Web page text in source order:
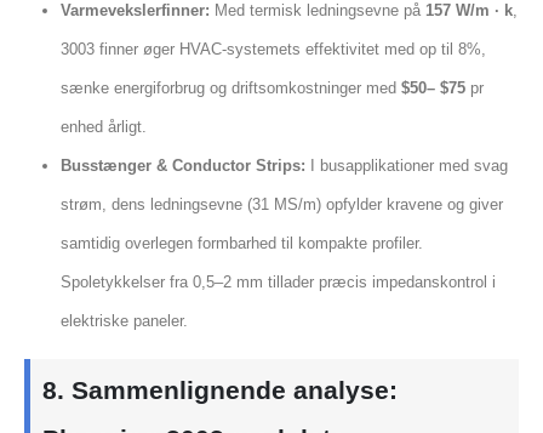
Varmevekslerfinner: Med termisk ledningsevne på 157 W/m · k,
3003 finner øger HVAC-systemets effektivitet med op til 8%,
sænke energiforbrug og driftsomkostninger med $50– $75pr
enhed årligt.
Busstænger & Conductor Strips: I busapplikationer med svag
strøm, dens ledningsevne (31 MS/m) opfylder kravene og giver
samtidig overlegen formbarhed til kompakte profiler.
Spoletykkelser fra 0,5–2 mm tillader præcis impedanskontrol i
elektriske paneler.
8. Sammenlignende analyse: